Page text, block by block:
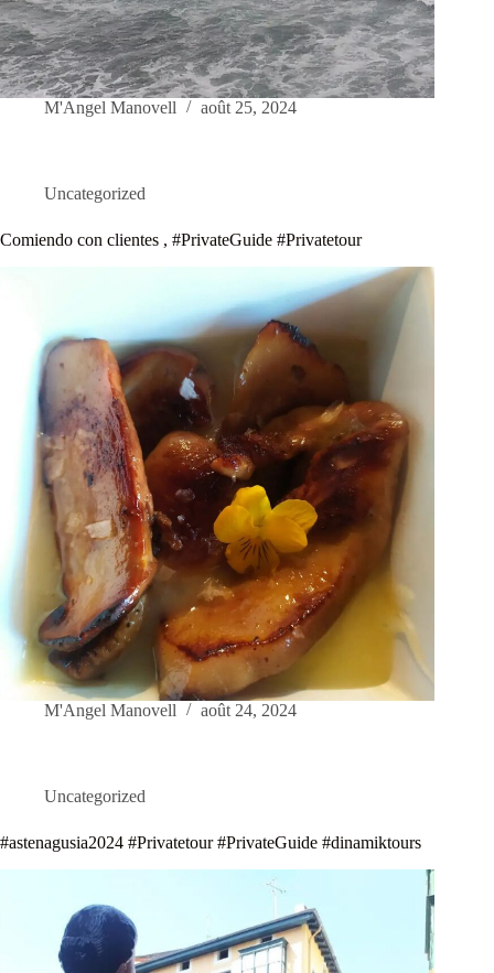
M'Angel Manovell août 25, 2024
Uncategorized
Comiendo con clientes , #PrivateGuide #Privatetour
M'Angel Manovell août 24, 2024
Uncategorized
#astenagusia2024 #Privatetour #PrivateGuide #dinamiktours